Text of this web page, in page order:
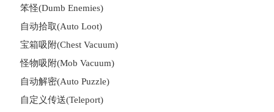
笨怪(Dumb Enemies)
自动拾取(Auto Loot)
宝箱吸附(Chest Vacuum)
怪物吸附(Mob Vacuum)
自动解密(Auto Puzzle)
自定义传送(Teleport)